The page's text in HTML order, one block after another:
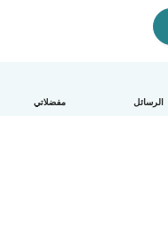
الرسائل مفضلاتي